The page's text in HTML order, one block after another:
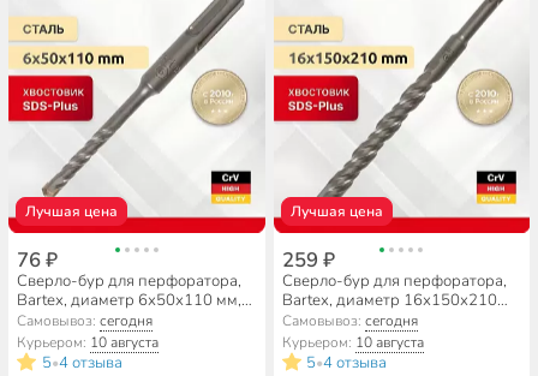
Лучшая цена
76 ₽
Сверло-бур для перфоратора,
Bartex, диаметр 6х50х110 мм,
SDS-Plus, KF102004F
Самовывоз:сегодня
Курьером: 10 августа
5•4 отзыва
Лучшая цена
259 ₽
Сверло-бур для перфоратора,
Bartex, диаметр 16х150х210
мм, SDS-Plus, KF102036F
Самовывоз: сегодня
Курьером: 10 августа
5•4 отзыва